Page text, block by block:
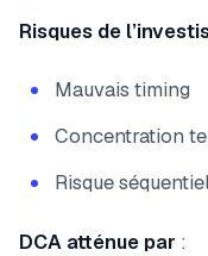
Risques de
Mauvais timing
Concentration
Risque
DCA atténue par :